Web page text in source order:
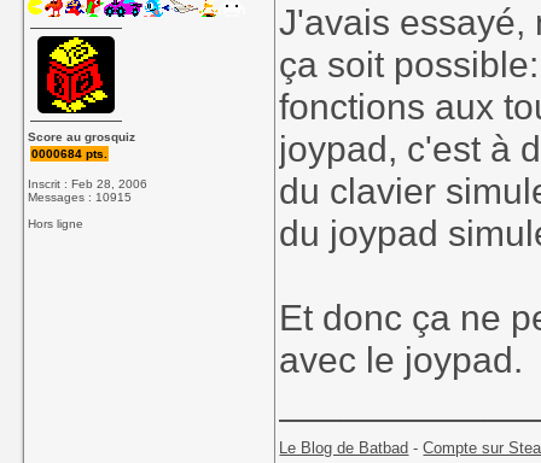
Score au grosquiz
0000684 pts.
Inscrit : Feb 28, 2006
Messages : 10915
Hors ligne
J'avais essayé,
ça soit
fonctions aux
joypad, c'est à
du clavier
du joypad
Et donc ça ne
avec le joypad.
Le Blog de Batbad -Compte sur